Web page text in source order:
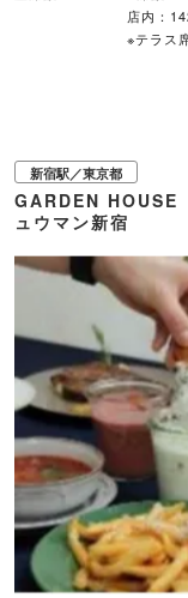
タ、DELIプレートなど
き。チリライムポークグ
プレミアムコース（
店内：
※テラス
新宿駅／東京都
GARDEN HOUSE
ュウマン新宿